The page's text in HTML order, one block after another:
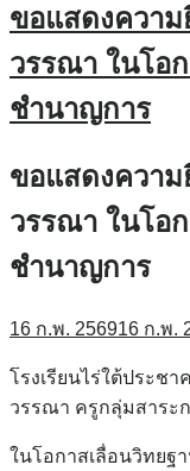
ขอแสดงควา
วรรณา ในโอ
ชำนาญการ
ขอแสดงควา
วรรณา ในโอ
ชำนาญการ
16 ก.พ. 256916 ก.พ.
โรงเรียนไร่ใต้ประช
วรรณา ครูกลุ่มสาระ
ในโอกาสเลื่อนวิทยฐ